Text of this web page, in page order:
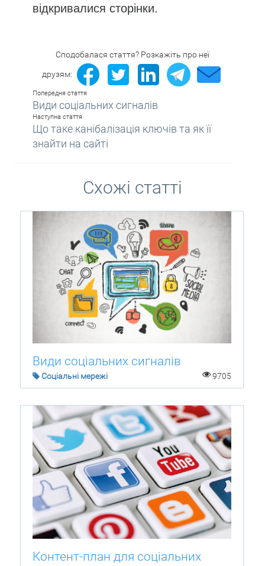
відкривалися сторінки.
Сподобалася стаття? Розкажіть про неї
друзям:
Попередня стаття
Види соціальних сигналів
Наступна стаття
Що таке канібалізація ключів та як її
знайти на сайті
Схожі статті
Види соціальних сигналів
Соціальні мережі 9705
Контент-план для соціальних